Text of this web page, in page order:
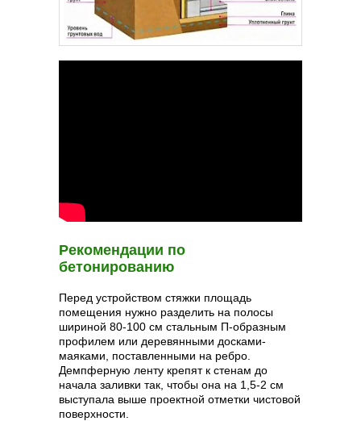
Рекомендации по
бетонированию
Перед устройством стяжки площадь
помещения нужно разделить на полосы
шириной 80-100 см стальным П-образным
профилем или деревянными досками-
маяками, поставленными на ребро.
Демпферную ленту крепят к стенам до
начала заливки так, чтобы она на 1,5-2 см
выступала выше проектной отметки чистовой
поверхности.